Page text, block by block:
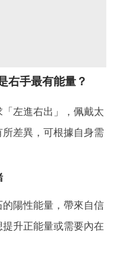
右手最有能量？
左進右出」，佩戴太
差異，可根據自身需
陽性能量，帶來自信
升正能量或需要內在